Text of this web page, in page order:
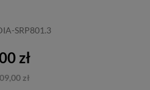
SRP801.3
zł
zł